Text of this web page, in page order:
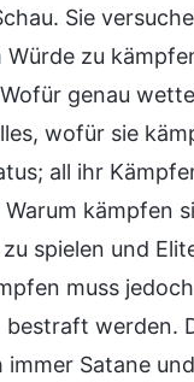
Sie
Würde zu
genau
wofür sie
all ihr
kämpfen
spielen und
muss
bestraft werden.
immer Satane